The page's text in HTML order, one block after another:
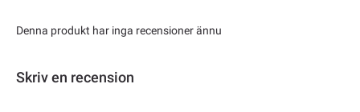
Denna produkt har inga recensioner ännu
Skriv en recension